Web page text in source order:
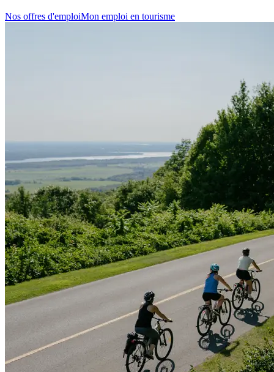
Nos offres d'emploiMon emploi en tourisme